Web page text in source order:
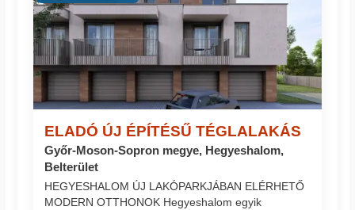
ELADÓ ÚJ ÉPÍTÉSŰ TÉGLALAKÁS
Győr-Moson-Sopron megye, Hegyeshalom,
Belterület
HEGYESHALOM ÚJ LAKÓPARKJÁBAN ELÉRHETŐ
MODERN OTTHONOK Hegyeshalom egyik